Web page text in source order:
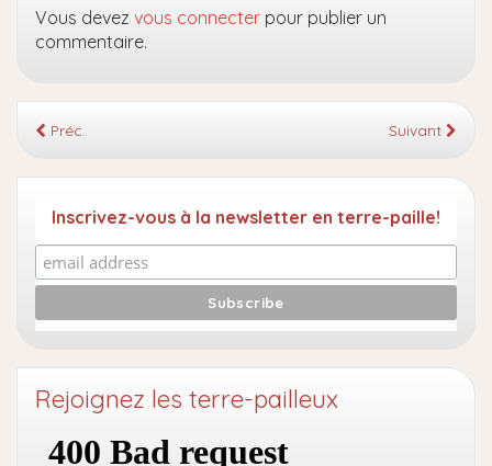
Vous devez vous connecter pour publier un
commentaire.
Préc. Suivant
Inscrivez-vous à la newsletter en terre-paille!
Rejoignez les terre-pailleux